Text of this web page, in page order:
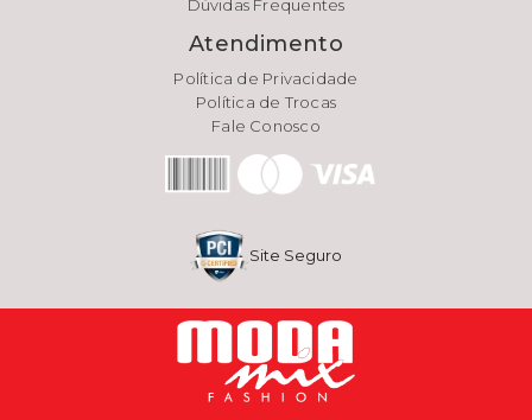
Dúvidas Frequentes
Atendimento
Política de Privacidade
Política de Trocas
Fale Conosco
Site Seguro